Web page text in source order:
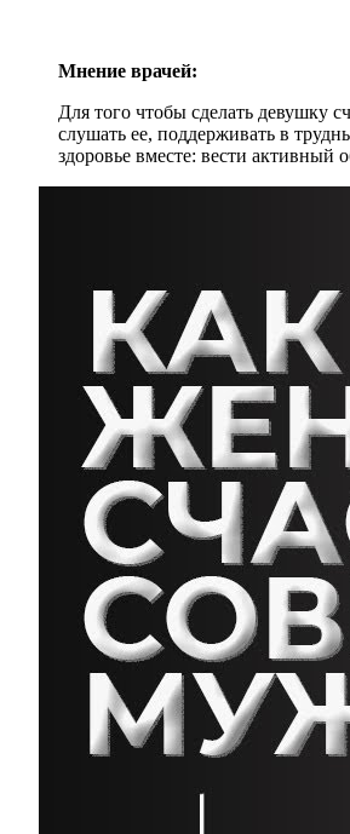
Мнение врачей:
Для того чтобы сделать девушку
слушать ее, поддерживать в
здоровье вместе: вести активный